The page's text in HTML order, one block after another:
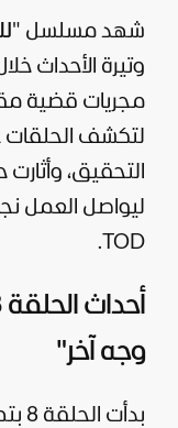
شهد مسلسل "
مجريات قضية
لتكشف الحلقات
التحقيق،
ليواصل العمل
TOD.
وجه آخر"